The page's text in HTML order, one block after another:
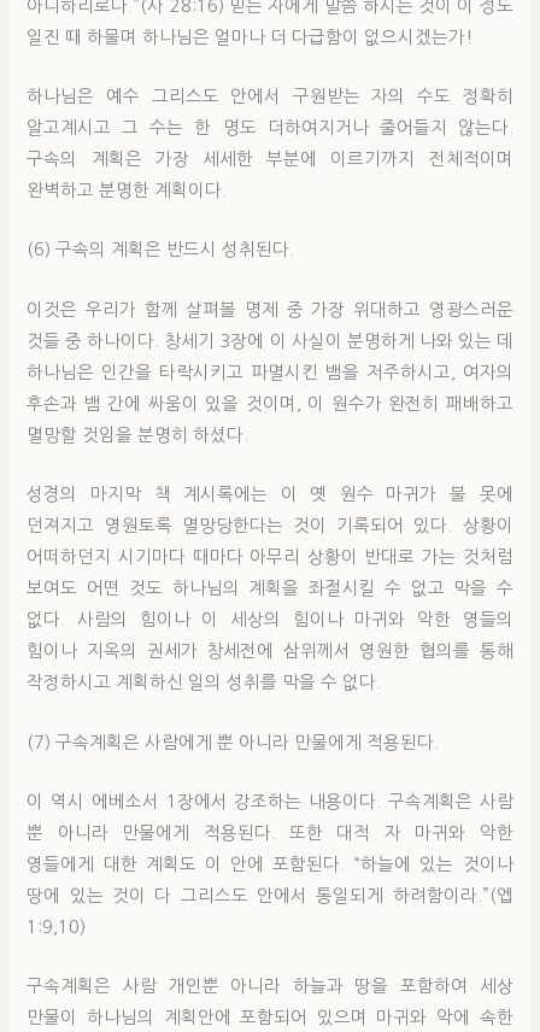
아니하리로다.”(사 28:16) 믿는 자에게 말씀 하시는 것이 이 정도
일진 때 하물며 하나님은 얼마나 더 다급함이 없으시겠는가!
하나님은 예수 그리스도 안에서 구원받는 자의 수도 정확히
알고계시고 그 수는 한 명도 더하여지거나 줄어들지 않는다.
구속의 계획은 가장 세세한 부분에 이르기까지 전체적이며
완벽하고 분명한 계획이다.
(6) 구속의 계획은 반드시 성취된다.
이것은 우리가 함께 살펴볼 명제 중 가장 위대하고 영광스러운
것들 중 하나이다. 창세기 3장에 이 사실이 분명하게 나와 있는 데
하나님은 인간을 타락시키고 파멸시킨 뱀을 저주하시고, 여자의
후손과 뱀 간에 싸움이 있을 것이며, 이 원수가 완전히 패배하고
멸망할 것임을 분명히 하셨다.
성경의 마지막 책 계시록에는 이 옛 원수 마귀가 불 못에
던져지고 영원토록 멸망당한다는 것이 기록되어 있다. 상황이
어떠하던지 시기마다 때마다 아무리 상황이 반대로 가는 것처럼
보여도 어떤 것도 하나님의 계획을 좌절시킬 수 없고 막을 수
없다. 사람의 힘이나 이 세상의 힘이나 마귀와 악한 영들의
힘이나 지옥의 권세가 창세전에 삼위께서 영원한 협의를 통해
작정하시고 계획하신 일의 성취를 막을 수 없다.
(7) 구속계획은 사람에게 뿐 아니라 만물에게 적용된다.
이 역시 에베소서 1장에서 강조하는 내용이다. 구속계획은 사람
뿐 아니라 만물에게 적용된다. 또한 대적 자 마귀와 악한
영들에게 대한 계획도 이 안에 포함된다. “하늘에 있는 것이나
땅에 있는 것이 다 그리스도 안에서 통일되게 하려함이라.”(엡
1:9,10)
구속계획은 사람 개인뿐 아니라 하늘과 땅을 포함하여 세상
만물이 하나님의 계획안에 포함되어 있으며 마귀와 악에 속한